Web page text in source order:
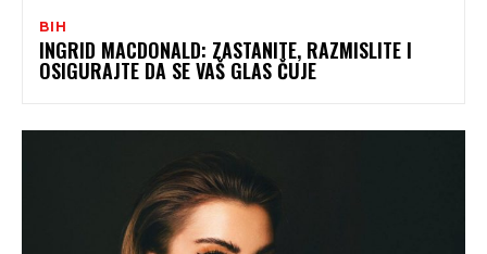
BIH
INGRID MACDONALD: ZASTANITE, RAZMISLITE I
OSIGURAJTE DA SE VAŠ GLAS ČUJE